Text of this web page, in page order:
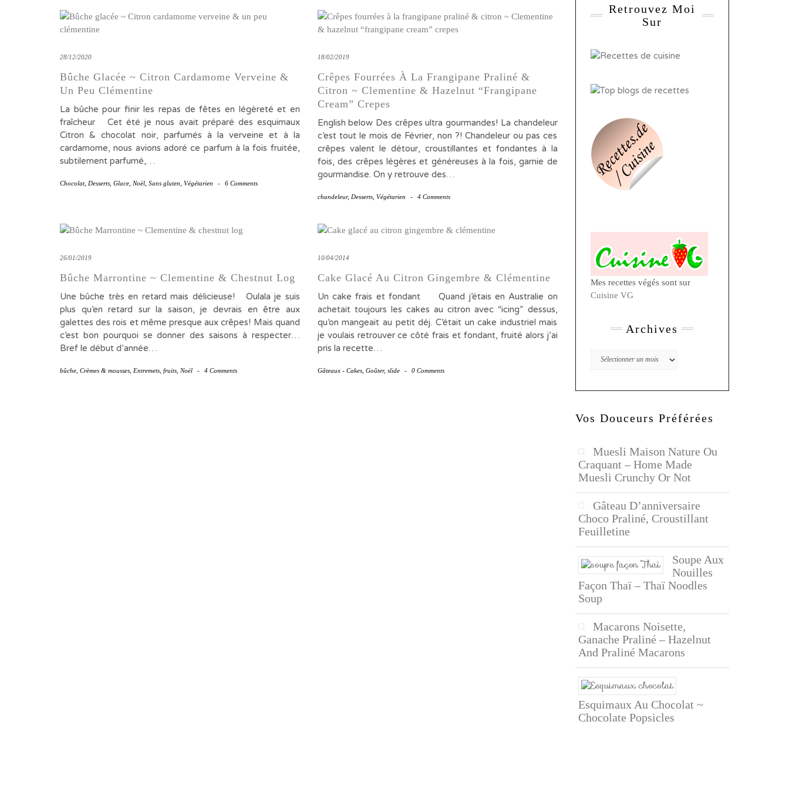
28/12/2020
Bûche Glacée ~ Citron Cardamome Verveine &
Un Peu Clémentine
La bûche pour finir les repas de fêtes en légèreté et en
fraîcheur Cet été je nous avait préparé des esquimaux
Citron & chocolat noir, parfumés à la verveine et à la
cardamome, nous avions adoré ce parfum à la fois fruitée,
subtilement parfumé,…
Chocolat, Desserts Glace Noël Sans gluten Végétarien - 6 Comments
18/02/2019
Crêpes Fourrées À La Frangipane Praliné &
Citron ~ Clementine & Hazelnut “frangipane
Cream” Crepes
English below Des crêpes ultra gourmandes! La chandeleur
c’est tout le mois de Février, non ?! Chandeleur ou pas ces
crêpes valent le détour, croustillantes et fondantes à la
fois, des crêpes légères et généreuses à la fois, garnie de
gourmandise. On y retrouve des…
chandeleur, Desserts, Végétarien - 4 Comments
26/01/2019
Bûche Marrontine ~ Clementine & Chestnut Log
Une bûche très en retard mais délicieuse! Oulala je suis
plus qu’en retard sur la saison, je devrais en être aux
galettes des rois et même presque aux crêpes! Mais quand
c’est bon pourquoi se donner des saisons à respecter…
Bref le début d’année…
bûche Crèmes & mousses Entremets fruits Noël - 4 Comments
10/04/2014
Cake Glacé Au Citron Gingembre & Clémentine
Un cake frais et fondant Quand j’étais en Australie on
achetait toujours les cakes au citron avec “icing” dessus,
qu’on mangeait au petit déj. C’était un cake industriel mais
je voulais retrouver ce côté frais et fondant, fruité alors j’ai
pris la recette…
Gâteaux - Cakes, Goûter, slide - 0 Comments
Retrouvez Moi
Sur
Mes recettes végés sont sur
Cuisine VG
Archives
Archives
Vos Douceurs Préférées
Muesli Maison Nature Ou
Craquant – Home Made
Muesli Crunchy Or Not
Gâteau D’anniversaire
Choco Praliné, Croustillant
Feuilletine
Soupe Aux
Nouilles
Façon Thaï – Thaï Noodles
Soup
Macarons Noisette,
Ganache Praliné – Hazelnut
And Praliné Macarons
Esquimaux Au Chocolat ~
Chocolate Popsicles